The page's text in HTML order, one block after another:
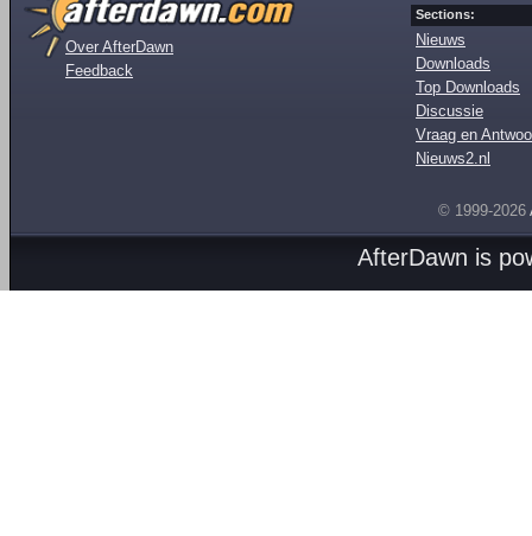
Over AfterDawn
Feedback
Sections:
Nieuws
Downloads
Top Downloads
Discussie
Vraag en
Nieuws2.nl
© 1999-2026
AfterDawn is